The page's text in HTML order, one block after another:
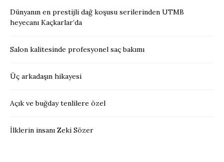
Dünyanın en prestijli dağ koşusu serilerinden UTMB
heyecanı Kaçkarlar’da
Salon kalitesinde profesyonel saç bakımı
Üç arkadaşın hikayesi
Açık ve buğday tenlilere özel
İlklerin insanı Zeki Sözer